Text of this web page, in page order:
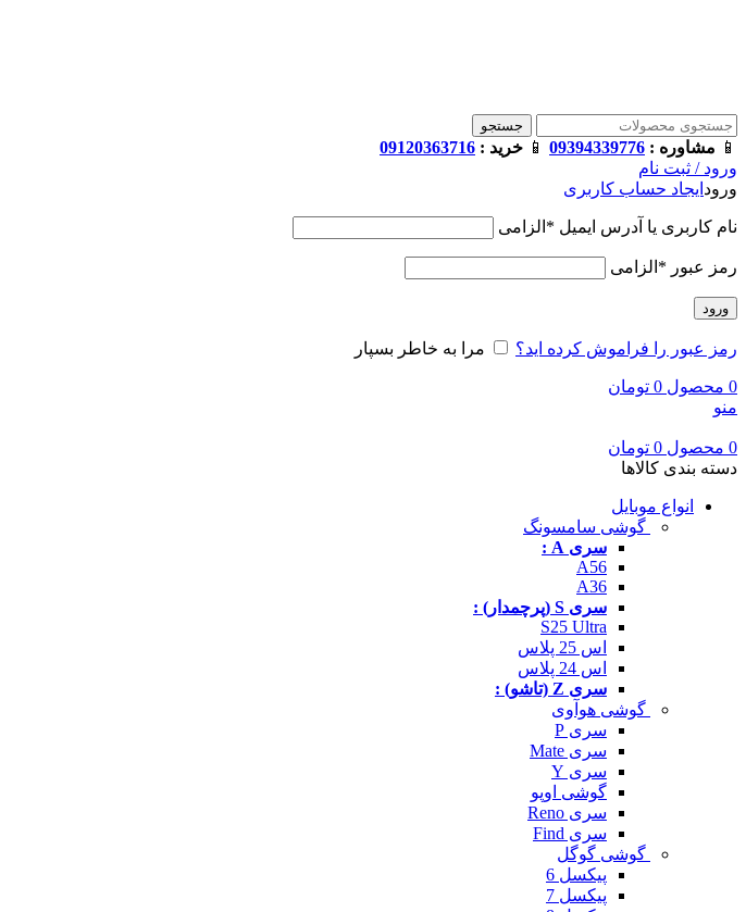
جستجو
📱 مشاوره : 09394339776
📱 خرید : 09120363716
ورود / ثبت نام
ورود ایجاد حساب کاربری
نام کاربری یا آدرس ایمیل * الزامی
رمز عبور * الزامی
ورود
رمز عبور را فراموش کرده اید؟ مرا به خاطر بسپار
0 محصول 0 تومان
منو
0 محصول 0 تومان
دسته بندی کالاها
انواع موبایل
گوشی سامسونگ
سری A :
A56
A36
سری S (پرچمدار) :
S25 Ultra
اس 25 پلاس
اس 24 پلاس
سری Z (تاشو) :
گوشی هوآوی
سری P
سری Mate
سری Y
گوشی اوپو
سری Reno
سری Find
گوشی گوگل
پیکسل 6
پیکسل 7